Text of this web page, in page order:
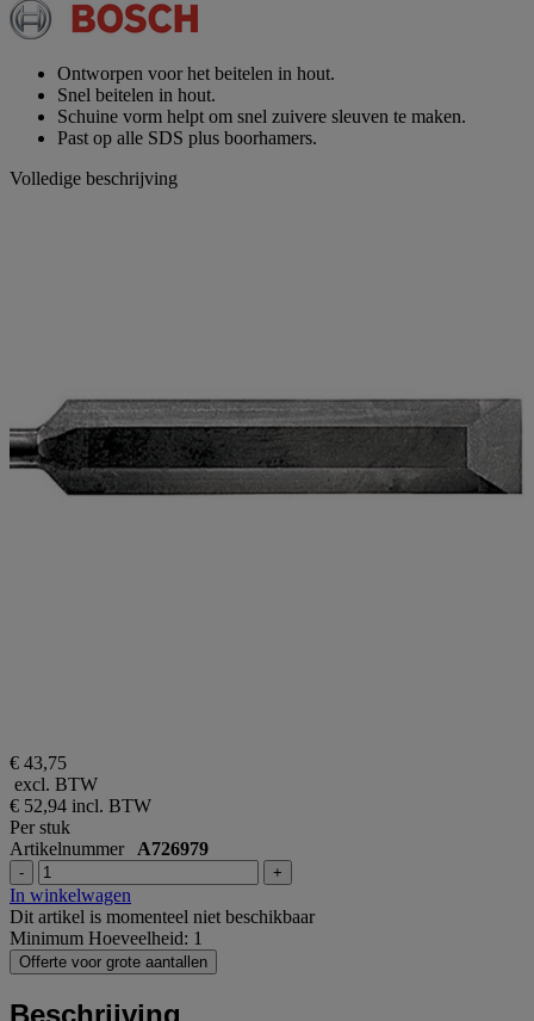
Dezelfde
paginalink.
Ontworpen voor het beitelen in hout.
Snel beitelen in hout.
Schuine vorm helpt om snel zuivere sleuven te maken.
Past op alle SDS plus boorhamers.
Volledige beschrijving
€ 43,75
excl. BTW
€ 52,94 incl. BTW
Per stuk
Artikelnummer A726979
- +
In winkelwagen
Dit artikel is momenteel niet beschikbaar
Minimum Hoeveelheid: 1
Offerte voor grote aantallen
Beschrijving